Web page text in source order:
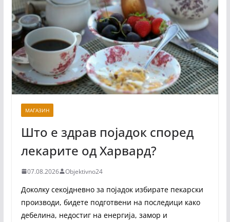
МАГАЗИН
Што е здрав појадок според
лекарите од Харвард?
07.08.2026 Objektivno24
Доколку секојдневно за појадок избирате пекарски
производи, бидете подготвени на последици како
дебелина, недостиг на енергија, замор и